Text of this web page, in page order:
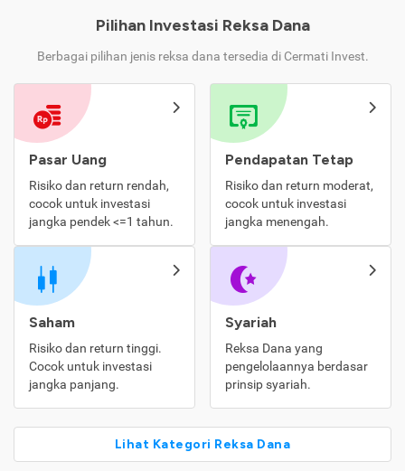
Pilihan Investasi Reksa Dana
Berbagai pilihan jenis reksa dana tersedia di Cermati Invest.
Pasar Uang
Risiko dan return rendah,
cocok untuk investasi
jangka pendek <=1 tahun.
Pendapatan Tetap
Risiko dan return moderat,
cocok untuk investasi
jangka menengah.
Saham
Risiko dan return tinggi.
Cocok untuk investasi
jangka panjang.
Syariah
Reksa Dana yang
pengelolaannya berdasar
prinsip syariah.
Lihat Kategori Reksa Dana